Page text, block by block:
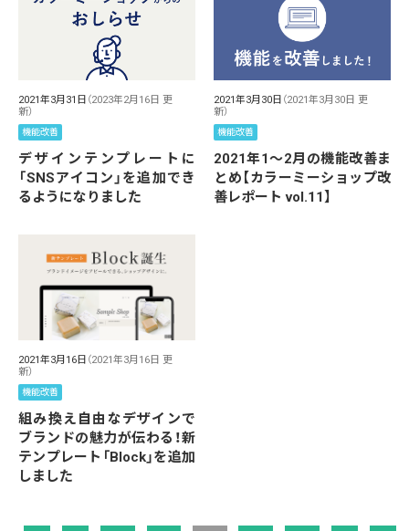
2021年3月31日 （2023年2月16日 更
新）
機能改善
デザインテンプレートに
「SNSアイコン」を追加でき
るようになりました
2021年3月30日 （2021年3月30日 更
新）
機能改善
2021年1～2月の機能改善ま
とめ【カラーミーショップ改
善レポート vol.11】
2021年3月16日 （2021年3月16日 更
新）
機能改善
組み換え自由なデザインで
ブランドの魅力が伝わる！新
テンプレート「Block」を追加
しました